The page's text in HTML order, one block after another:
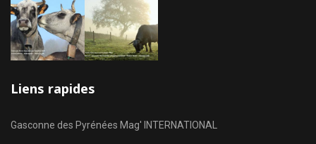
Liens rapides
Gasconne des Pyrénées Mag' INTERNATIONAL